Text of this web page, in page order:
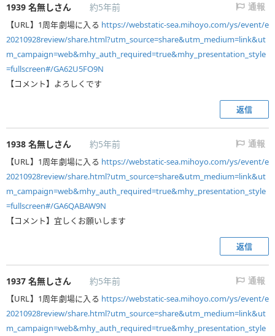
1939 名無しさん 約5年前 通報
【URL】1周年劇場に入る https://webstatic-sea.mihoyo.com/ys/event/e
20210928review/share.html?utm_source=share&utm_medium=link&ut
m_campaign=web&mhy_auth_required=true&mhy_presentation_style
=fullscreen#/GA62U5FO9N
【コメント】よろしくです
返信
1938 名無しさん 約5年前 通報
【URL】1周年劇場に入る https://webstatic-sea.mihoyo.com/ys/event/e
20210928review/share.html?utm_source=share&utm_medium=link&ut
m_campaign=web&mhy_auth_required=true&mhy_presentation_style
=fullscreen#/GA6QABAW9N
【コメント】宜しくお願いします
返信
1937 名無しさん 約5年前 通報
【URL】1周年劇場に入る https://webstatic-sea.mihoyo.com/ys/event/e
20210928review/share.html?utm_source=share&utm_medium=link&ut
m_campaign=web&mhy_auth_required=true&mhy_presentation_style